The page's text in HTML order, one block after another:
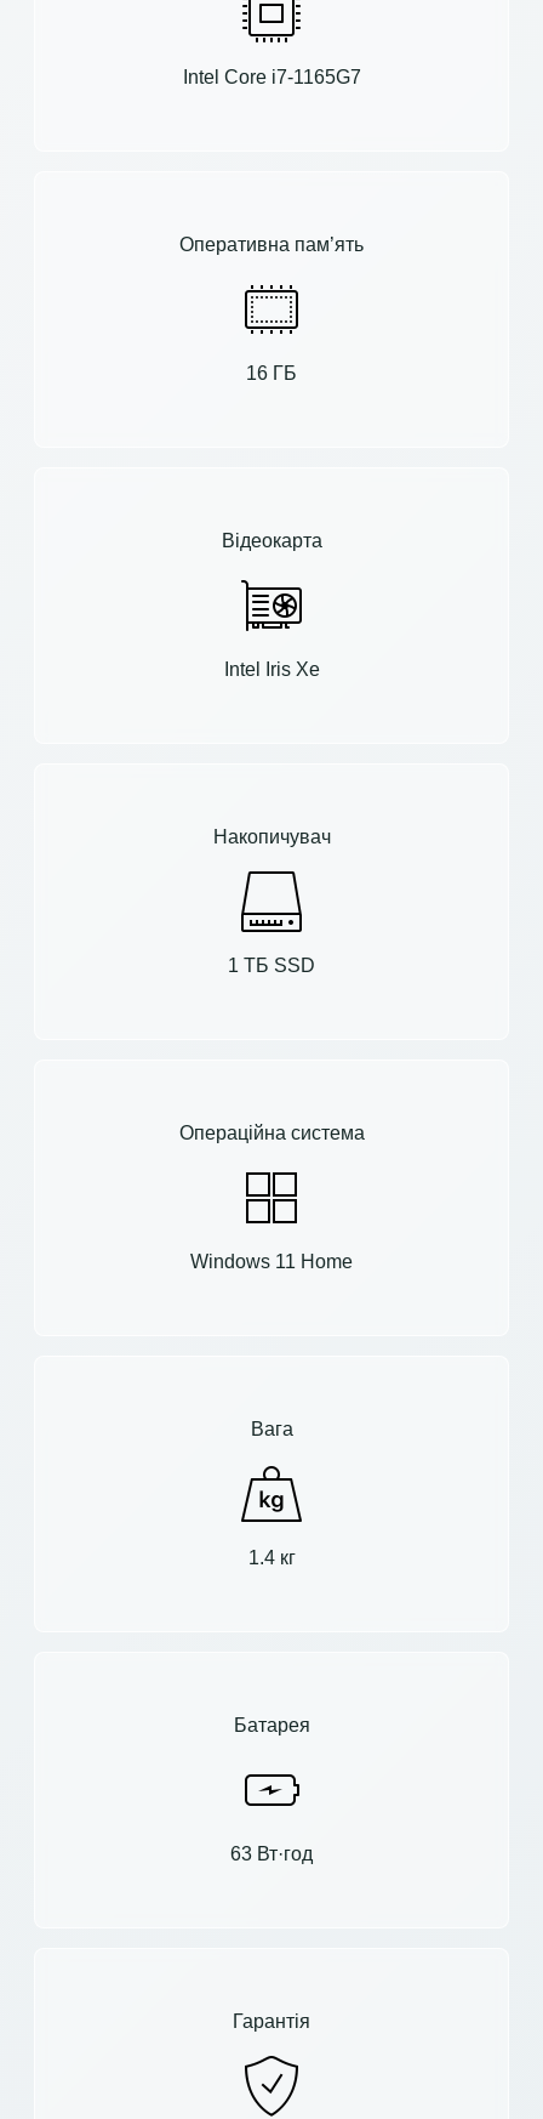
Intel Core i7-1165G7
Оперативна пам’ять
16 ГБ
Відеокарта
Intel Iris Xe
Накопичувач
1 ТБ SSD
Операційна система
Windows 11 Home
Вага
1.4 кг
Батарея
63 Вт·год
Гарантія